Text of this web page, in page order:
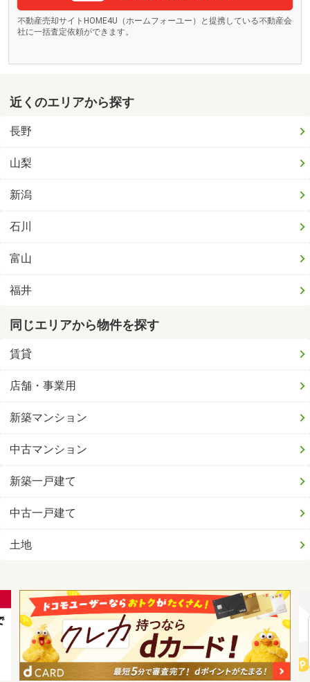
不動産売却サイトHOME4U（ホームフォーユー）と提携している不動産会
社に一括査定依頼ができます。
近くのエリアから探す
長野
山梨
新潟
石川
富山
福井
同じエリアから物件を探す
賃貸
店舗・事業用
新築マンション
中古マンション
新築一戸建て
中古一戸建て
土地